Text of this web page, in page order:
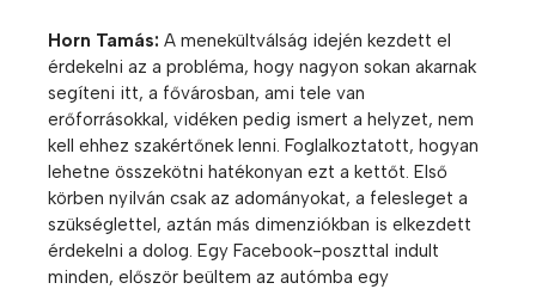
Horn Tamás: A menekültválság idején kezdett el
érdekelni az a probléma, hogy nagyon sokan akarnak
segíteni itt, a fővárosban, ami tele van
erőforrásokkal, vidéken pedig ismert a helyzet, nem
kell ehhez szakértőnek lenni. Foglalkoztatott, hogyan
lehetne összekötni hatékonyan ezt a kettőt. Első
körben nyilván csak az adományokat, a felesleget a
szükséglettel, aztán más dimenziókban is elkezdett
érdekelni a dolog. Egy Facebook-poszttal indult
minden, először beültem az autómba egy